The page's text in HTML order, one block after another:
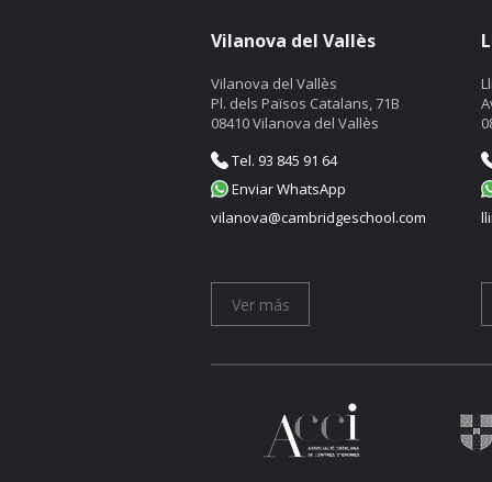
Vilanova del Vallès
Vilanova del Vallès
Pl. dels Països Catalans, 71B
08410 Vilanova del Vallès
Tel. 93 845 91 64
Enviar WhatsApp
vilanova@cambridgeschool.com
Ver más